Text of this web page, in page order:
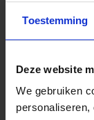
Toestemming
Deze website
We gebruiken
Pflaster